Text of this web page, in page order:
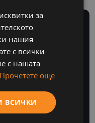
ENGLISH
за
нашия
с всички
с нашата
Прочетете още
ВСИЧКИ